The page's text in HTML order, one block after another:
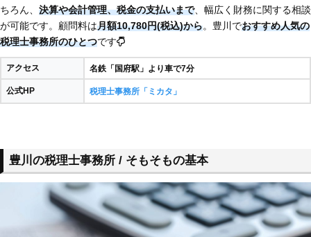
ちろん、 決算や会計管理、税金の支払いまで、幅広く財務に関する相談
が可能です。顧問料は月額10,780円(税込)から。豊川でおすすめ人気の
税理士事務所のひとつです
アクセス 名鉄「国府駅」より車で7分
公式HP 税理士事務所「ミカタ」
豊川の税理士事務所 / そもそもの基本